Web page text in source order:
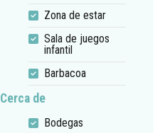
Zona de estar
Sala de juegos
infantil
Barbacoa
Cerca de
Bodegas